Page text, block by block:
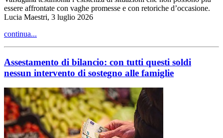
essere affrontate con vaghe promesse e con retoriche d’occasione.
Lucia Maestri, 3 luglio 2026
continua...
Assestamento di bilancio: con tutti questi soldi
nessun intervento di sostegno alle famiglie